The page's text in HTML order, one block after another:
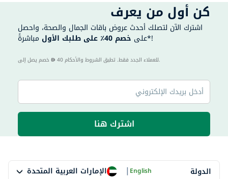
كن أول من يعرف
اشترك الآن لتصلك أحدث عروض باقات الجمال والصحة، واحصل
على خصم 40٪ على طلبك الأول مباشرةً*!
40 للعملاء الجدد فقط. تطبق الشروط والأحكام.
اشترك هنا
الدولة الإمارات العربية المتحدة |English